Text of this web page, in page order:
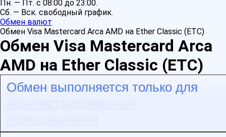
Пн. — Пт. с 08:00 до 23:00.
Сб. — Вск. свободный график.
Обмен валют
Обмен Visa Mastercard Arca AMD на Ether Classic (ETC)
Обмен Visa Mastercard Arca
AMD на Ether Classic (ETC)
Обмен выполняется только для